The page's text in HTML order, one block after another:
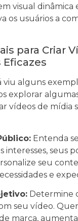
visual dinâmica
os usuários a
para Criar
Eficazes
viu alguns
explorar
vídeos de mídia
Entenda
interesses, seus
seu
e
Determine
seu vídeo.
marca,